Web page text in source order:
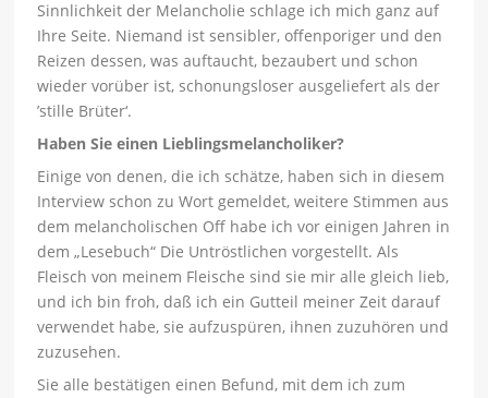
Sinnlichkeit der Melancholie schlage ich mich ganz auf
Ihre Seite. Niemand ist sensibler, offenporiger und den
Reizen dessen, was auftaucht, bezaubert und schon
wieder vorüber ist, schonungsloser ausgeliefert als der
’stille Brüter‘.
Haben Sie einen Lieblingsmelancholiker?
Einige von denen, die ich schätze, haben sich in diesem
Interview schon zu Wort gemeldet, weitere Stimmen aus
dem melancholischen Off habe ich vor einigen Jahren in
dem „Lesebuch“ Die Untröstlichen vorgestellt. Als
Fleisch von meinem Fleische sind sie mir alle gleich lieb,
und ich bin froh, daß ich ein Gutteil meiner Zeit darauf
verwendet habe, sie aufzuspüren, ihnen zuzuhören und
zuzusehen.
Sie alle bestätigen einen Befund, mit dem ich zum